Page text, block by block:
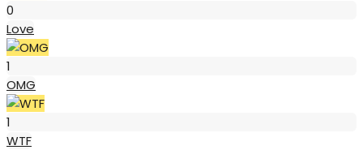
0
Love
1
OMG
1
WTF